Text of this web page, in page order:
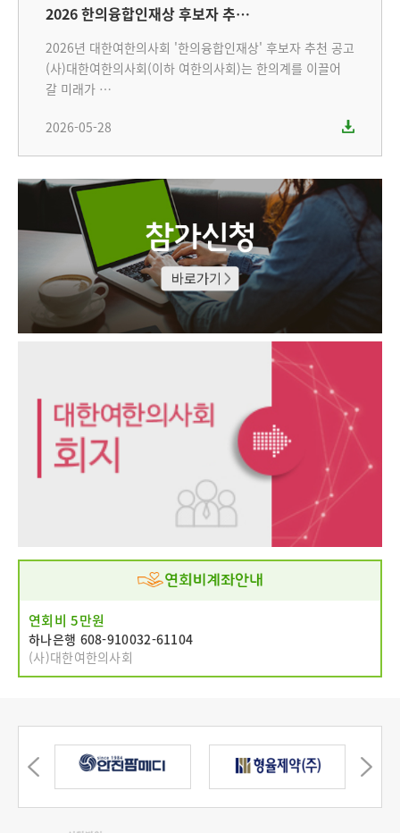
2026 한의융합인재상 후보자 추…
2026년 대한여한의사회 '한의융합인재상' 후보자 추천 공고
(사)대한여한의사회(이하 여한의사회)는 한의계를 이끌어
갈 미래가 …
2026-05-28
연회비 5만원
하나은행 608-910032-61104
(사)대한여한의사회